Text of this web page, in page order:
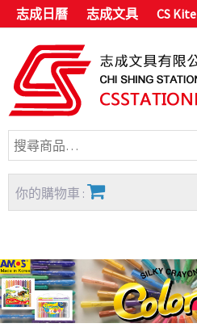
志成日曆 志成文具 CS Kite
你的購物車 :